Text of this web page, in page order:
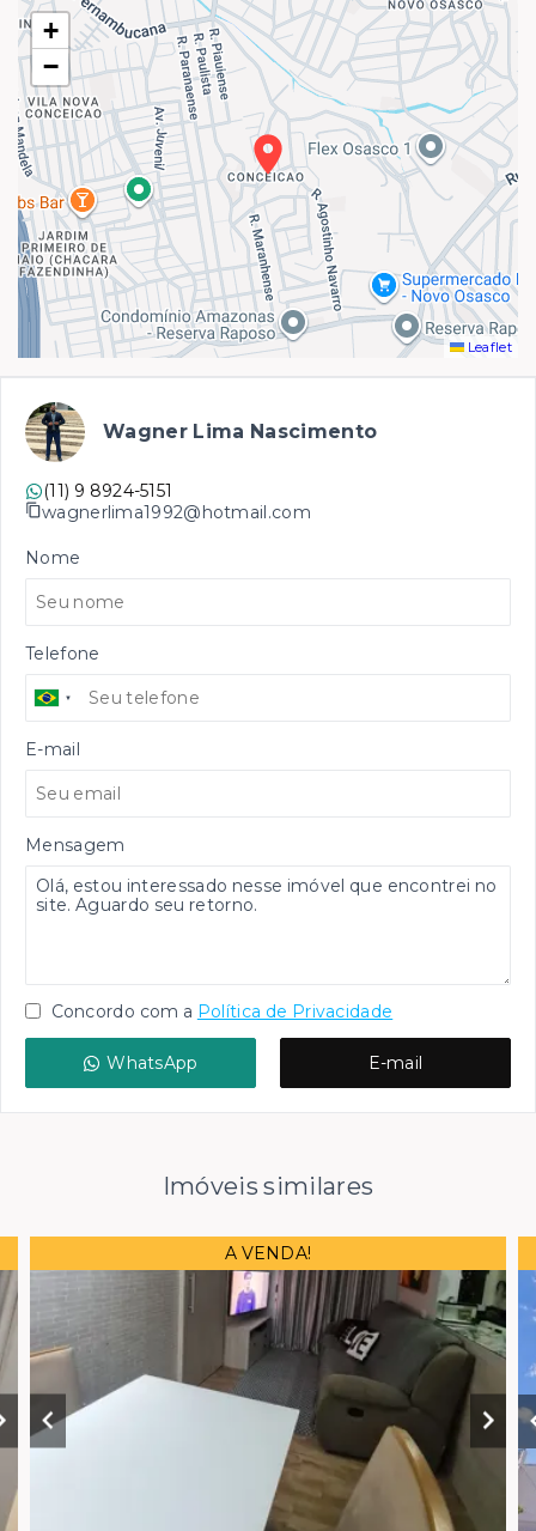
+
−
Leaflet
Wagner Lima Nascimento
(11) 9 8924-5151
wagnerlima1992@hotmail.com
Nome
Telefone
E-mail
Mensagem
Concordo com a Política de Privacidade
WhatsApp E-mail
Imóveis similares
A VENDA!